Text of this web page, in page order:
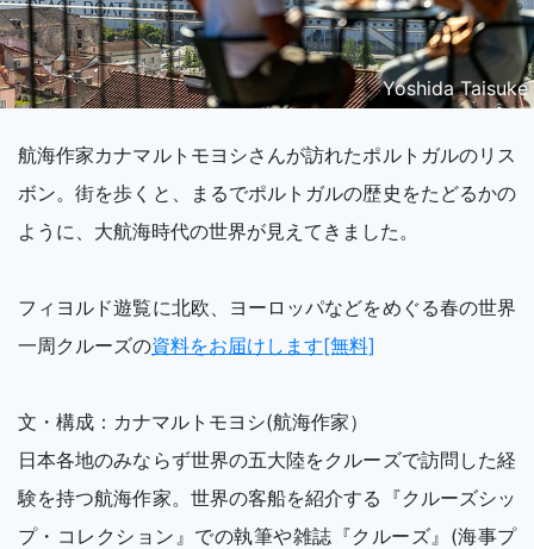
Yoshida Taisuke
航海作家カナマルトモヨシさんが訪れたポルトガルのリス
ボン。街を歩くと、まるでポルトガルの歴史をたどるかの
ように、大航海時代の世界が見えてきました。
フィヨルド遊覧に北欧、ヨーロッパなどをめぐる春の世界
一周クルーズの資料をお届けします[無料]
文・構成：カナマルトモヨシ(航海作家）
日本各地のみならず世界の五大陸をクルーズで訪問した経
験を持つ航海作家。世界の客船を紹介する『クルーズシッ
プ・コレクション』での執筆や雑誌『クルーズ』(海事プ